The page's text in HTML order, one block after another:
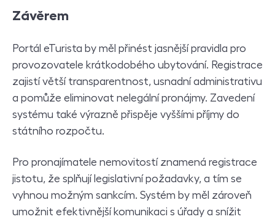
Závěrem
Portál eTurista by měl přinést jasnější pravidla pro
provozovatele krátkodobého ubytování. Registrace
zajistí větší transparentnost, usnadní administrativu
a pomůže eliminovat nelegální pronájmy. Zavedení
systému také výrazně přispěje vyššími příjmy do
státního rozpočtu.
Pro pronajímatele nemovitostí znamená registrace
jistotu, že splňují legislativní požadavky, a tím se
vyhnou možným sankcím. Systém by měl zároveň
umožnit efektivnější komunikaci s úřady a snížit